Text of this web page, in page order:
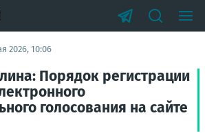
2026, 10:06
Порядок регистрации
голосования на сайте